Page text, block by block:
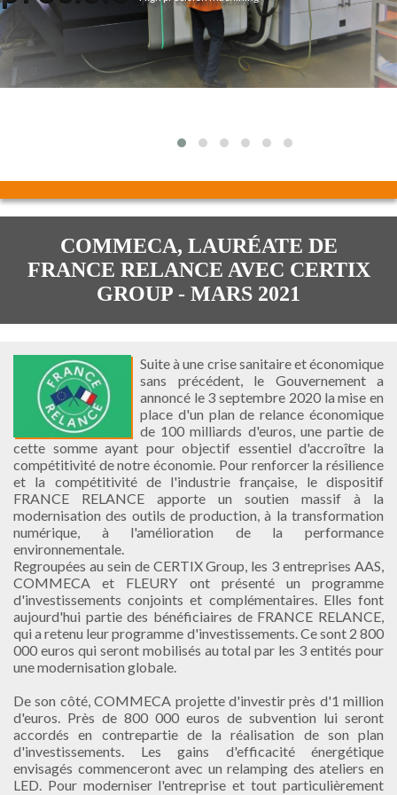
COMMECA, LAURÉATE DE
FRANCE RELANCE AVEC CERTIX
GROUP - MARS 2021
Suite à une crise sanitaire et économique
sans précédent, le Gouvernement a
annoncé le 3 septembre 2020 la mise en
place d'un plan de relance économique
de 100 milliards d'euros, une partie de
cette somme ayant pour objectif essentiel d'accroître la
compétitivité de notre économie. Pour renforcer la résilience
et la compétitivité de l'industrie française, le dispositif
FRANCE RELANCE apporte un soutien massif à la
modernisation des outils de production, à la transformation
numérique, à l'amélioration de la performance
environnementale.
Regroupées au sein de CERTIX Group, les 3 entreprises AAS,
COMMECA et FLEURY ont présenté un programme
d'investissements conjoints et complémentaires. Elles font
aujourd'hui partie des bénéficiaires de FRANCE RELANCE,
qui a retenu leur programme d'investissements. Ce sont 2 800
000 euros qui seront mobilisés au total par les 3 entités pour
une modernisation globale.
De son côté, COMMECA projette d'investir près d'1 million
d'euros. Près de 800 000 euros de subvention lui seront
accordés en contrepartie de la réalisation de son plan
d'investissements. Les gains d'efficacité énergétique
envisagés commenceront avec un relamping des ateliers en
LED. Pour moderniser l'entreprise et tout particulièrement